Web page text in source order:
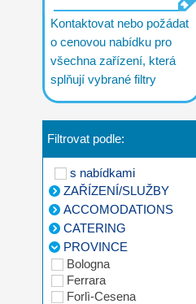
Kontaktovat nebo požádat
o cenovou nabídku pro
všechna zařízení, která
splňují vybrané filtry
Filtrovat podle:
s nabídkami
ZAŘÍZENÍ/SLUŽBY
ACCOMODATIONS
CATERING
PROVINCE
Bologna
Ferrara
Forlì-Cesena